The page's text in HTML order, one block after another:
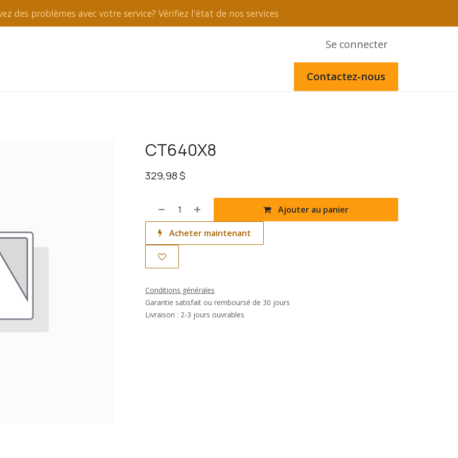
des problèmes avec votre service? Vérifiez l'état de nos services
Se connecter
Contactez-nous
CT640X8
329,98$
Ajouter au panier
Acheter maintenant
Conditions générales
Garantie satisfait ou remboursé de 30 jours
Livraison : 2-3 jours ouvrables